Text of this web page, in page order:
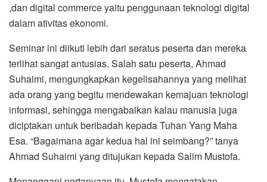
,dan digital commerce yaitu penggunaan teknologi digital
dalam ativitas ekonomi.
Seminar ini diikuti lebih dari seratus peserta dan mereka
terlihat sangat antusias. Salah satu peserta, Ahmad
Suhaimi, mengungkapkan kegelisahannya yang melihat
ada orang yang begitu mendewakan kemajuan teknologi
informasi, sehingga mengabaikan kalau manusia juga
diciptakan untuk beribadah kepada Tuhan Yang Maha
Esa. “Bagaimana agar kedua hal ini seimbang?” tanya
Ahmad Suhaimi yang ditujukan kepada Salim Mustofa.